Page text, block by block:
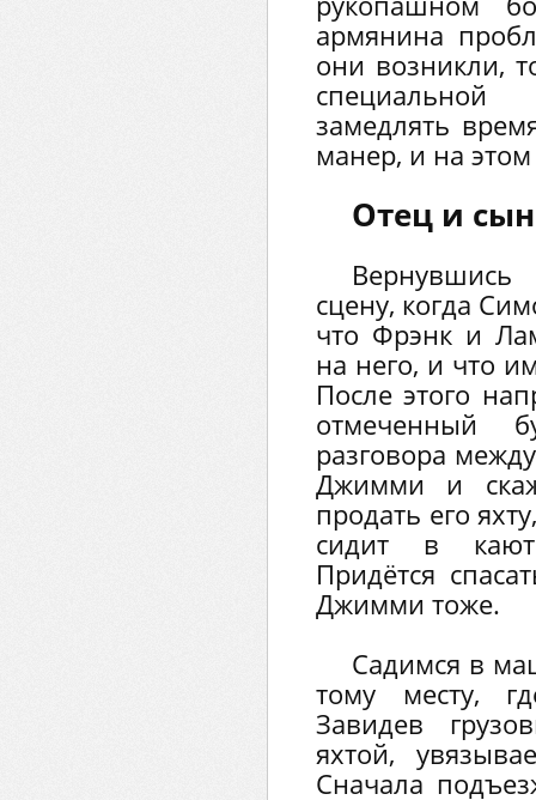
армянина
они возникли,
специальной
замедлять
манер, и на
Отец и сын
Вернувшись
сцену, когда
что Фрэнк и
на него, и что
После этого
отмеченный
разговора
Джимми и
продать его
сидит в
Придётся
Джимми тоже.
Садимся в
тому месту,
Завидев
яхтой,
Сначала